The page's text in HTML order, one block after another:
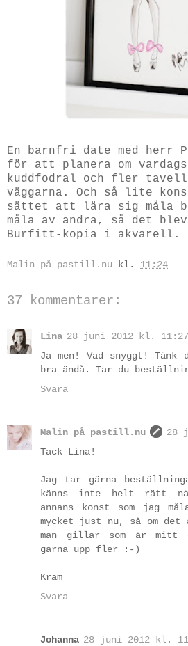
En barnfri date med herr
för att planera om
kuddfodral och fler
väggarna. Och så lite
sättet att lära sig måla
måla av andra, så det
Burfitt-kopia i akvarell.
Malin på pastill.nu kl. 11:24
37 kommentarer:
Lina 28 juni 2012 kl. 11:27
Ja men! Vad snyggt! Tänk
bra ändå. Tar du
Svara
Malin på pastill.nu
28
Tack Lina!
Jag tar gärna
känns inte helt rätt
annans konst som jag
mycket just nu, så om det
man gillar som är mitt
gärna upp fler :-)
Kram
Svara
Johanna 28 juni 2012 kl.